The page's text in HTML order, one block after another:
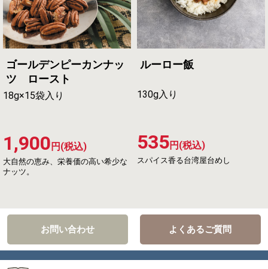
ゴールデンピーカンナッ
ツ ロースト
18g×15袋入り
大自然の恵み、栄養価の高い希少な
ナッツ。
1,900 円(税込)
ルーロー飯
130g入り
スパイス香る台湾屋台めし
535円(税込)
お問い合わせ よくあるご質問